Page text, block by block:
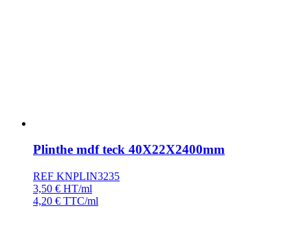
Plinthe mdf teck 40X22X2400mm
REF KNPLIN3235
3,50 € HT/ml
4,20 € TTC/ml